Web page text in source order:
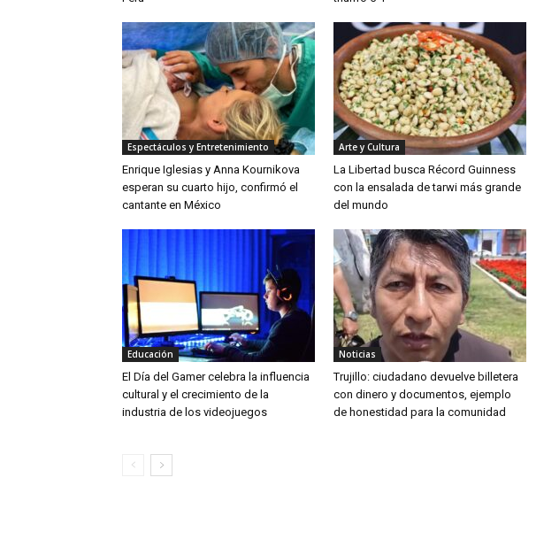
Espectáculos y Entretenimiento
Enrique Iglesias y Anna Kournikova
esperan su cuarto hijo, confirmó el
cantante en México
Arte y Cultura
La Libertad busca Récord Guinness
con la ensalada de tarwi más grande
del mundo
Educación
El Día del Gamer celebra la influencia
cultural y el crecimiento de la
industria de los videojuegos
Noticias
Trujillo: ciudadano devuelve billetera
con dinero y documentos, ejemplo
de honestidad para la comunidad